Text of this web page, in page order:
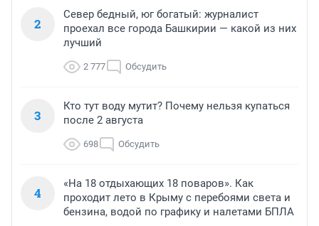
2
Север бедный, юг богатый: журналист
проехал все города Башкирии — какой из них
лучший
2 777 Обсудить
3
Кто тут воду мутит? Почему нельзя купаться
после 2 августа
698 Обсудить
4
«На 18 отдыхающих 18 поваров». Как
проходит лето в Крыму с перебоями света и
бензина, водой по графику и налетами БПЛА